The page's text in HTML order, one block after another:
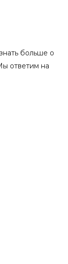
больше о
ответим на